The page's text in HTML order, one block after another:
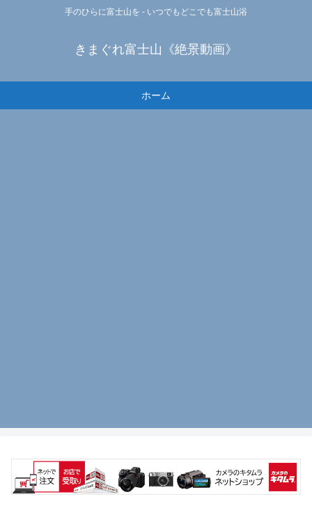
手のひらに富士山を - いつでもどこでも富士山浴
きまぐれ富士山《絶景動画》
ホーム